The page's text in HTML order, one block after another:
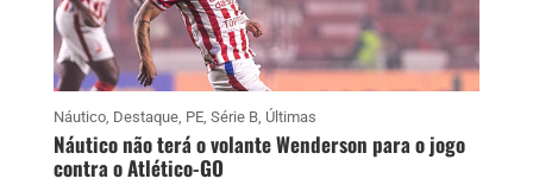
Náutico, Destaque, PE, Série B, Últimas
Náutico não terá o volante Wenderson para o jogo
contra o Atlético-GO